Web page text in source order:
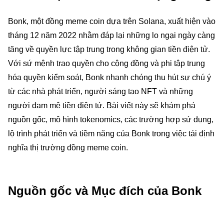
Bonk, một đồng meme coin dựa trên Solana, xuất hiện vào
tháng 12 năm 2022 nhằm đáp lại những lo ngại ngày càng
tăng về quyền lực tập trung trong không gian tiền điện tử.
Với sứ mệnh trao quyền cho cộng đồng và phi tập trung
hóa quyền kiểm soát, Bonk nhanh chóng thu hút sự chú ý
từ các nhà phát triển, người sáng tạo NFT và những
người đam mê tiền điện tử. Bài viết này sẽ khám phá
nguồn gốc, mô hình tokenomics, các trường hợp sử dụng,
lộ trình phát triển và tiềm năng của Bonk trong việc tái định
nghĩa thị trường đồng meme coin.
Nguồn gốc và Mục đích của Bonk